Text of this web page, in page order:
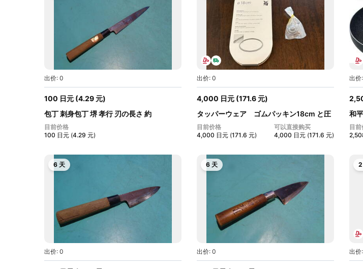
出价: 0
100 日元 (4.29 元)
包丁 刺身包丁 堺 孝行 刃の長さ 約
20.1cm...
目前价格
100 日元 (4.29 元)
出价: 0
4,000 日元 (171.6 元)
タッパーウェア ゴムパッキン18cm と圧
力...
目前价格
4,000 日元 (171.6 元)
可以直接购买
4,000 日元 (171.6 元)
出价
和
イ...
目
6 天
出价: 0
6 天
出价: 0 出价